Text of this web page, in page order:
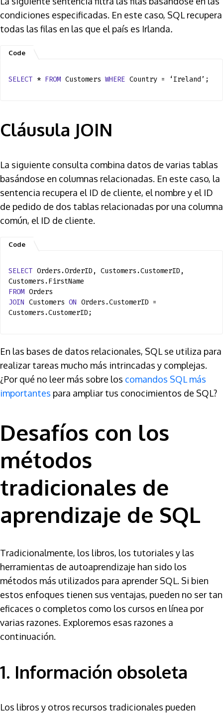
condiciones especificadas. En este caso, SQL recupera
todas las filas en las que el país es Irlanda.
SELECT * FROM Customers WHERE Country = ‘Ireland’;
Cláusula JOIN
La siguiente consulta combina datos de varias tablas
basándose en columnas relacionadas. En este caso, la
sentencia recupera el ID de cliente, el nombre y el ID
de pedido de dos tablas relacionadas por una columna
común, el ID de cliente.
SELECT Orders.OrderID, Customers.CustomerID,
Customers.FirstName
FROM Orders
JOIN Customers ON Orders.CustomerID =
Customers.CustomerID;
En las bases de datos relacionales, SQL se utiliza para
realizar tareas mucho más intrincadas y complejas.
¿Por qué no leer más sobre los comandos SQL más
importantes para ampliar tus conocimientos de SQL?
Desafíos con los
métodos
tradicionales de
aprendizaje de SQL
Tradicionalmente, los libros, los tutoriales y las
herramientas de autoaprendizaje han sido los
métodos más utilizados para aprender SQL. Si bien
estos enfoques tienen sus ventajas, pueden no ser tan
eficaces o completos como los cursos en línea por
varias razones. Exploremos esas razones a
continuación.
1. Información obsoleta
Los libros y otros recursos tradicionales pueden